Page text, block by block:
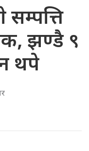
सम्पत्ति
झण्डै ९
थपे